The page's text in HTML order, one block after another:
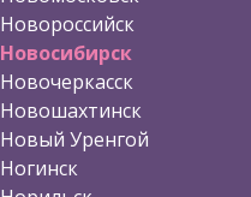
Новороссийск
Новосибирск
Новочеркасск
Новошахтинск
Новый Уренгой
Ногинск